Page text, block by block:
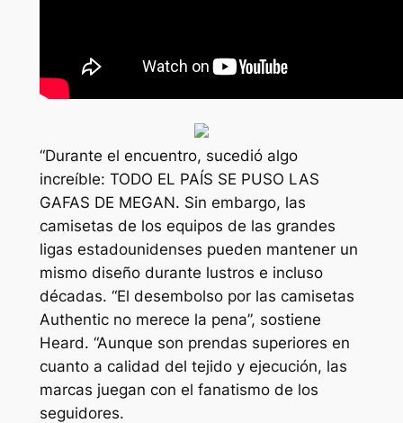
“Durante el encuentro, sucedió algo
increíble: TODO EL PAÍS SE PUSO LAS
GAFAS DE MEGAN. Sin embargo, las
camisetas de los equipos de las grandes
ligas estadounidenses pueden mantener un
mismo diseño durante lustros e incluso
décadas. “El desembolso por las camisetas
Authentic no merece la pena”, sostiene
Heard. “Aunque son prendas superiores en
cuanto a calidad del tejido y ejecución, las
marcas juegan con el fanatismo de los
seguidores.